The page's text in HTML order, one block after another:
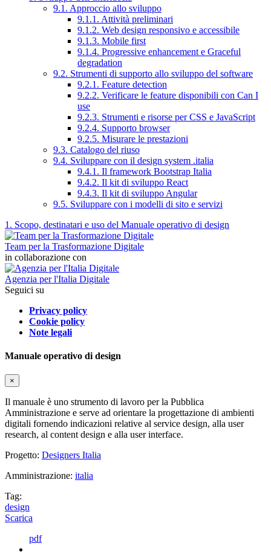
9.1. Approccio allo sviluppo
9.1.1. Attività preliminari
9.1.2. Web design responsivo e accessibile
9.1.3. Mobile first
9.1.4. Progressive enhancement e Graceful
degradation
9.2. Strumenti di supporto allo sviluppo del software
9.2.1. Feature detection
9.2.2. Verificare le feature disponibili con Can I
use
9.2.3. Strumenti e risorse per CSS e JavaScript
9.2.4. Supporto browser
9.2.5. Misurare le prestazioni
9.3. Catalogo del riuso
9.4. Sviluppare con il design system .italia
9.4.1. Il framework Bootstrap Italia
9.4.2. Il kit di sviluppo React
9.4.3. Il kit di sviluppo Angular
9.5. Sviluppare con i modelli di sito e servizi
1. Scopo, destinatari e uso del Manuale operativo di design
Team per la Trasformazione Digitale
in collaborazione con
Agenzia per l'Italia Digitale
Seguici su
Privacy policy
Cookie policy
Note legali
Manuale operativo di design
×
Il manuale è uno strumento di lavoro per la Pubblica
Amministrazione e serve ad orientare la progettazione di ambienti
digitali fornendo indicazioni relative al service design, alla user
research, al content design e alla user interface.
Progetto: Designers Italia
Amministrazione: italia
Tag:
design
Scarica
pdf